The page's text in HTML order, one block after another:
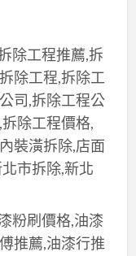
除工程推薦,拆
除工程,拆除工
司,拆除工程公
除工程價格,
裝潢拆除,店面
市拆除,新北
粉刷價格,油漆
推薦,油漆行推